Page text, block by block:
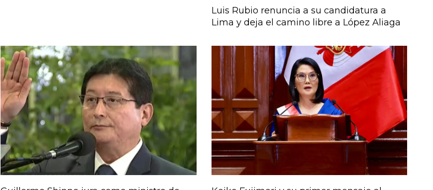
Luis Rubio renuncia a su candidatura a
Lima y deja el camino libre a López Aliaga